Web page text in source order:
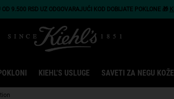
9.500 RSD UZ ODGOVARAJUĆI KOD DOBIJATE POKLONE 🎁
KIEHL'S USLUGE SAVETI ZA NEGU KOŽE